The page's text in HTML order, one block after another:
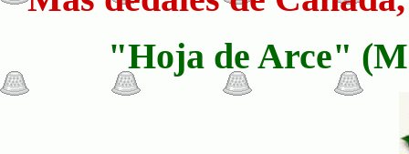
"Hoja de Arce"